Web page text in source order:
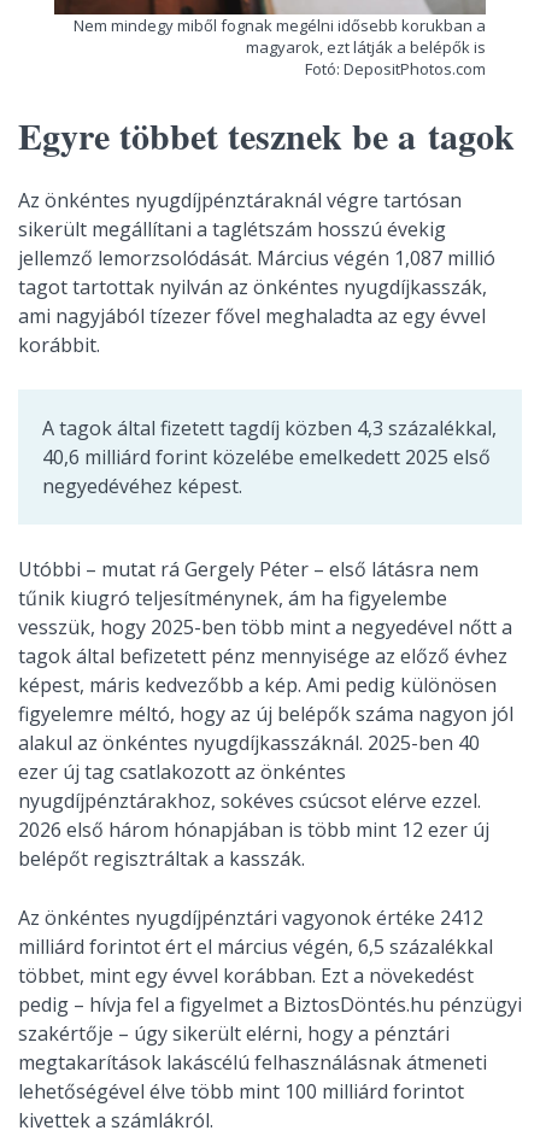
Nem mindegy miből fognak megélni idősebb korukban a
magyarok, ezt látják a belépők is
Fotó: DepositPhotos.com
Egyre többet tesznek be a tagok
Az önkéntes nyugdíjpénztáraknál végre tartósan
sikerült megállítani a taglétszám hosszú évekig
jellemző lemorzsolódását. Március végén 1,087 millió
tagot tartottak nyilván az önkéntes nyugdíjkasszák,
ami nagyjából tízezer fővel meghaladta az egy évvel
korábbit.
A tagok által fizetett tagdíj közben 4,3 százalékkal,
40,6 milliárd forint közelébe emelkedett 2025 első
negyedévéhez képest.
Utóbbi – mutat rá Gergely Péter – első látásra nem
tűnik kiugró teljesítménynek, ám ha figyelembe
vesszük, hogy 2025-ben több mint a negyedével nőtt a
tagok által befizetett pénz mennyisége az előző évhez
képest, máris kedvezőbb a kép. Ami pedig különösen
figyelemre méltó, hogy az új belépők száma nagyon jól
alakul az önkéntes nyugdíjkasszáknál. 2025-ben 40
ezer új tag csatlakozott az önkéntes
nyugdíjpénztárakhoz, sokéves csúcsot elérve ezzel.
2026 első három hónapjában is több mint 12 ezer új
belépőt regisztráltak a kasszák.
Az önkéntes nyugdíjpénztári vagyonok értéke 2412
milliárd forintot ért el március végén, 6,5 százalékkal
többet, mint egy évvel korábban. Ezt a növekedést
pedig – hívja fel a figyelmet a BiztosDöntés.hu pénzügyi
szakértője – úgy sikerült elérni, hogy a pénztári
megtakarítások lakáscélú felhasználásnak átmeneti
lehetőségével élve több mint 100 milliárd forintot
kivettek a számlákról.